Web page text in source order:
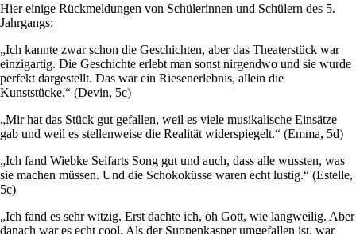
Hier einige Rückmeldungen von Schülerinnen und Schülern des 5.
Jahrgangs:
„Ich kannte zwar schon die Geschichten, aber das Theaterstück war
einzigartig. Die Geschichte erlebt man sonst nirgendwo und sie wurde
perfekt dargestellt. Das war ein Riesenerlebnis, allein die
Kunststücke.“ (Devin, 5c)
„Mir hat das Stück gut gefallen, weil es viele musikalische Einsätze
gab und weil es stellenweise die Realität widerspiegelt.“ (Emma, 5d)
„Ich fand Wiebke Seifarts Song gut und auch, dass alle wussten, was
sie machen müssen. Und die Schokoküsse waren echt lustig.“ (Estelle,
5c)
„Ich fand es sehr witzig. Erst dachte ich, oh Gott, wie langweilig. Aber
danach war es echt cool. Als der Suppenkasper umgefallen ist, war